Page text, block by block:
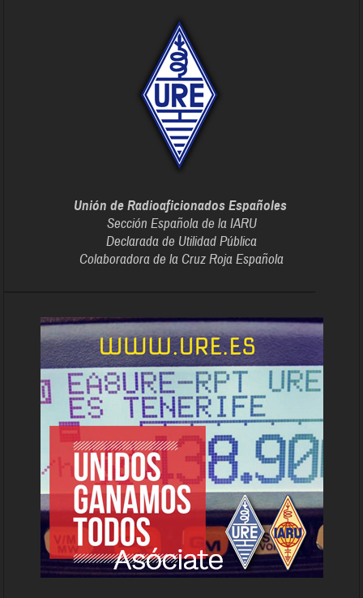
Unión de Radioaficionados Españoles
Sección Española de la IARU
Declarada de Utilidad Pública
Colaboradora de la Cruz Roja Española